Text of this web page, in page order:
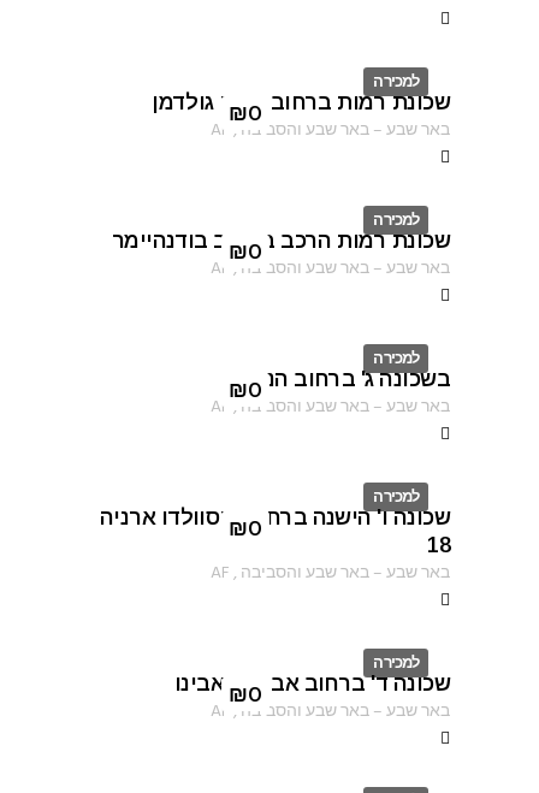
למכירה
ID
₪0
שכונת רמות ברחוב נחום גולדמן
באר שבע–באר שבע והסביבה ,
AF
למכירה
ID
₪0
שכונת רמות הרכב ברחוב בודנהיימר
באר שבע–באר שבע והסביבה ,
AF
למכירה
ID
₪0
בשכונה ג' ברחוב הנוטר
באר שבע–באר שבע והסביבה ,
AF
למכירה
ID
₪0
שכונה ו' הישנה ברחוב אוסוולדו ארניה
18
באר שבע–באר שבע והסביבה ,
AF
למכירה
ID
₪0
שכונה ד' ברחוב אברהם אבינו
באר שבע–באר שבע והסביבה ,
AF